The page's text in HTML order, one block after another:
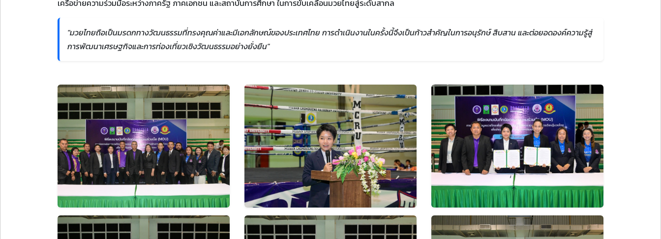
เครือข่ายความร่วมมือระหว่างภาครัฐ ภาคเอกชน และสถาบันการศึกษา ในการขับเคลื่อนมวยไทยสู่ระดับสากล
"มวยไทยถือเป็นมรดกทางวัฒนธรรมที่ทรงคุณค่าและมีเอกลักษณ์ของประเทศไทย การดำเนินงานในครั้งนี้จึงเป็นก้าวสำคัญในการอนุรักษ์ สืบสาน และต่อยอดองค์ความรู้สู่
การพัฒนาเศรษฐกิจและการท่องเที่ยวเชิงวัฒนธรรมอย่างยั่งยืน"